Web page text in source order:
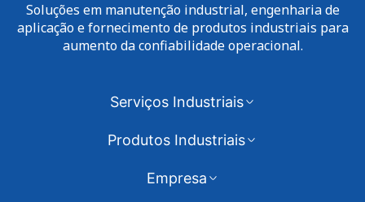
Soluções em manutenção industrial, engenharia de
aplicação e fornecimento de produtos industriais para
aumento da confiabilidade operacional.
Serviços Industriais
Produtos Industriais
Empresa